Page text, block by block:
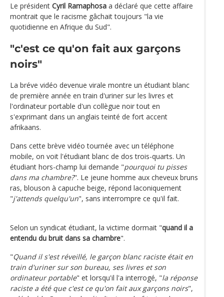
Le président Cyril Ramaphosa a déclaré que cette affaire
montrait que le racisme gâchait toujours "la vie
quotidienne en Afrique du Sud".
"c'est ce qu'on fait aux garçons
noirs"
La bréve vidéo devenue virale montre un étudiant blanc
de première année en train d'uriner sur les livres et
l'ordinateur portable d'un collègue noir tout en
s'exprimant dans un anglais teinté de fort accent
afrikaans.
Dans cette brève vidéo tournée avec un téléphone
mobile, on voit l'étudiant blanc de dos trois-quarts. Un
étudiant hors-champ lui demande "pourquoi tu pisses
dans ma chambre?". Le jeune homme aux cheveux bruns
ras, blouson à capuche beige, répond laconiquement
"j'attends quelqu'un", sans interrompre ce qu'il fait.
Selon un syndicat étudiant, la victime dormait "quand il a
entendu du bruit dans sa chambre".
"Quand il s'est réveillé, le garçon blanc raciste était en
train d'uriner sur son bureau, ses livres et son
ordinateur portable" et lorsqu'il l'a interrogé, "la réponse
raciste a été que c'est ce qu'on fait aux garçons noirs",